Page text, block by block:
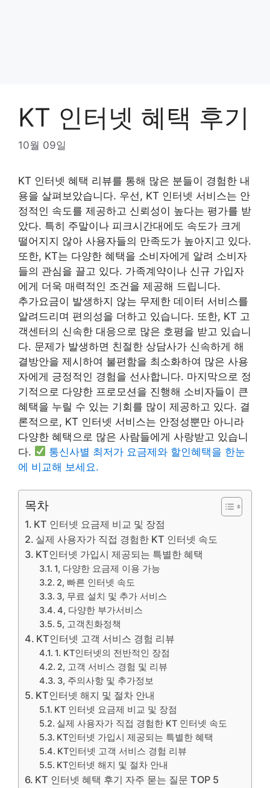
KT 인터넷 혜택 후기
10월 09일
KT 인터넷 혜택 리뷰를 통해 많은 분들이 경험한 내
용을 살펴보았습니다. 우선, KT 인터넷 서비스는 안
정적인 속도를 제공하고 신뢰성이 높다는 평가를 받
았다. 특히 주말이나 피크시간대에도 속도가 크게
떨어지지 않아 사용자들의 만족도가 높아지고 있다.
또한, KT는 다양한 혜택을 소비자에게 알려 소비자
들의 관심을 끌고 있다. 가족계약이나 신규 가입자
에게 더욱 매력적인 조건을 제공해 드립니다.
추가요금이 발생하지 않는 무제한 데이터 서비스를
알려드리며 편의성을 더하고 있습니다. 또한, KT 고
객센터의 신속한 대응으로 많은 호평을 받고 있습니
다. 문제가 발생하면 친절한 상담사가 신속하게 해
결방안을 제시하여 불편함을 최소화하여 많은 사용
자에게 긍정적인 경험을 선사합니다. 마지막으로 정
기적으로 다양한 프로모션을 진행해 소비자들이 큰
혜택을 누릴 수 있는 기회를 많이 제공하고 있다. 결
론적으로, KT 인터넷 서비스는 안정성뿐만 아니라
다양한 혜택으로 많은 사람들에게 사랑받고 있습니
다.
통신사별 최저가 요금제와 할인혜택을 한눈
에 비교해 보세요.
목차
KT 인터넷 요금제 비교 및 ​​장점
실제 사용자가 직접 경험한 KT 인터넷 속도
KT인터넷 가입시 제공되는 특별한 혜택
1, 다양한 요금제 이용 가능
2, 빠른 인터넷 속도
3, 무료 설치 및 추가 서비스
4, 다양한 부가서비스
5, 고객친화정책
KT인터넷 고객 서비스 경험 리뷰
1. KT인터넷의 전반적인 장점
2, 고객 서비스 경험 및 리뷰
3, 주의사항 및 추가정보
KT인터넷 해지 및 절차 안내
KT 인터넷 요금제 비교 및 ​​장점
실제 사용자가 직접 경험한 KT 인터넷 속도
KT인터넷 가입시 제공되는 특별한 혜택
KT인터넷 고객 서비스 경험 리뷰
KT인터넷 해지 및 절차 안내
KT 인터넷 혜택 후기 자주 묻는 질문 TOP 5